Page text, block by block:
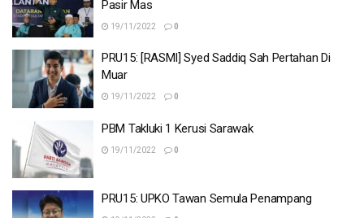
Pasir Mas
19/11/2022 0
PRU15: [RASMI] Syed Saddiq Sah Pertahan Di
Muar
19/11/2022 0
PBM Takluki 1 Kerusi Sarawak
19/11/2022 0
PRU15: UPKO Tawan Semula Penampang